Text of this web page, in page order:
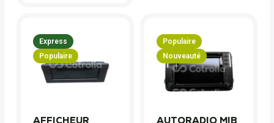
Express
Populaire
AFFICHEUR
Populaire
Nouveauté
AUTORADIO MIB